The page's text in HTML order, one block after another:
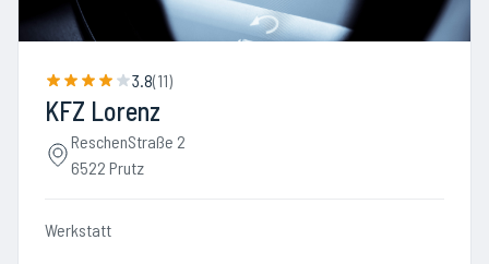
3.8(11)
KFZ Lorenz
ReschenStraße 2
6522 Prutz
Werkstatt